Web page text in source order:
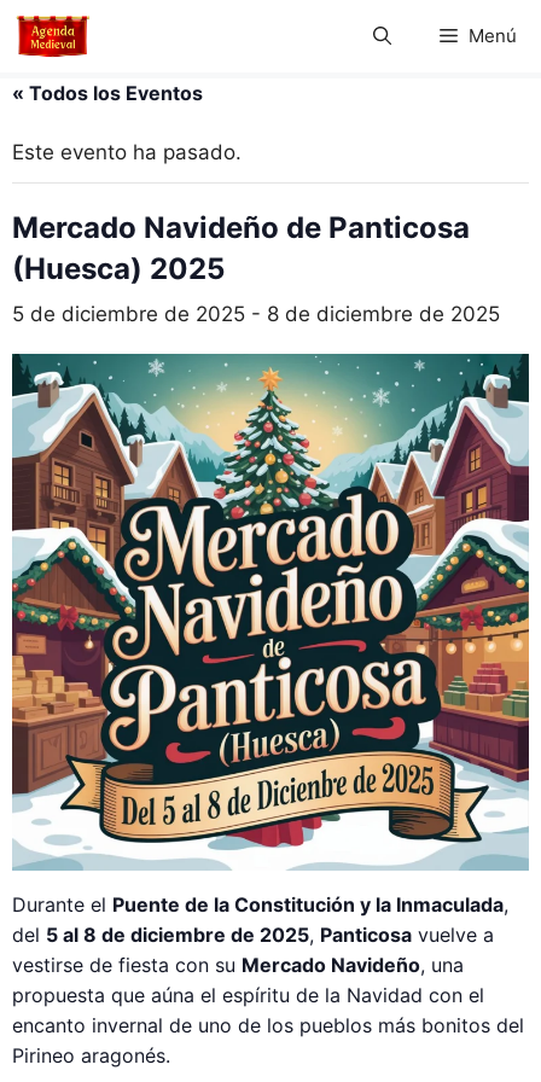
Saltar
Menú
« Todos los Eventos
Este evento ha pasado.
Mercado Navideño de Panticosa
(Huesca) 2025
5 de diciembre de 2025 - 8 de diciembre de 2025
Durante el Puente de la Constitución y la Inmaculada,
del 5 al 8 de diciembre de 2025, Panticosa vuelve a
vestirse de fiesta con su Mercado Navideño, una
propuesta que aúna el espíritu de la Navidad con el
encanto invernal de uno de los pueblos más bonitos del
Pirineo aragonés.